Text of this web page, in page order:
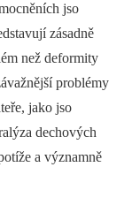
jso
zásadně
než deformity
problémy
jako jso
dechových
a významně